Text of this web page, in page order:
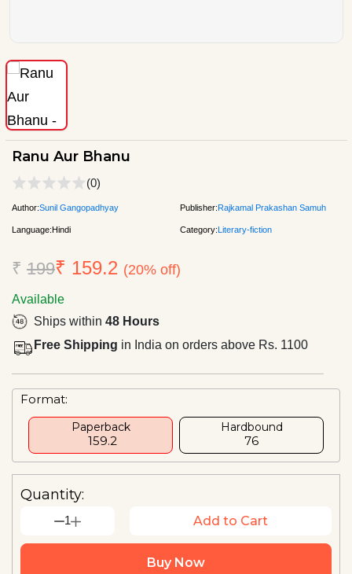
Ranu Aur Bhanu
(0)
Author:Sunil Gangopadhyay Publisher:Rajkamal Prakashan Samuh
Language:Hindi Category:Literary-fiction
₹ 199₹ 159.2 (20% off)
Available
Ships within 48 Hours
Free Shipping in India on orders above Rs. 1100
Format:
Paperback
₹ 159.2
Hardbound
₹76
Quantity:
1 Add to Cart
Buy Now